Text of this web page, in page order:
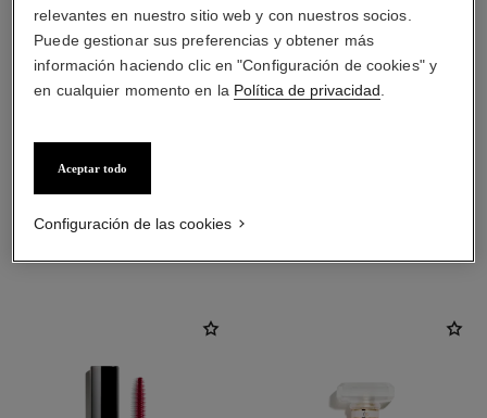
relevantes en nuestro sitio web y con nuestros socios.
Puede gestionar sus preferencias y obtener más
información haciendo clic en "Configuración de cookies" y
en cualquier momento en la Política de privacidad
Aceptar todo
Configuración de las cookies